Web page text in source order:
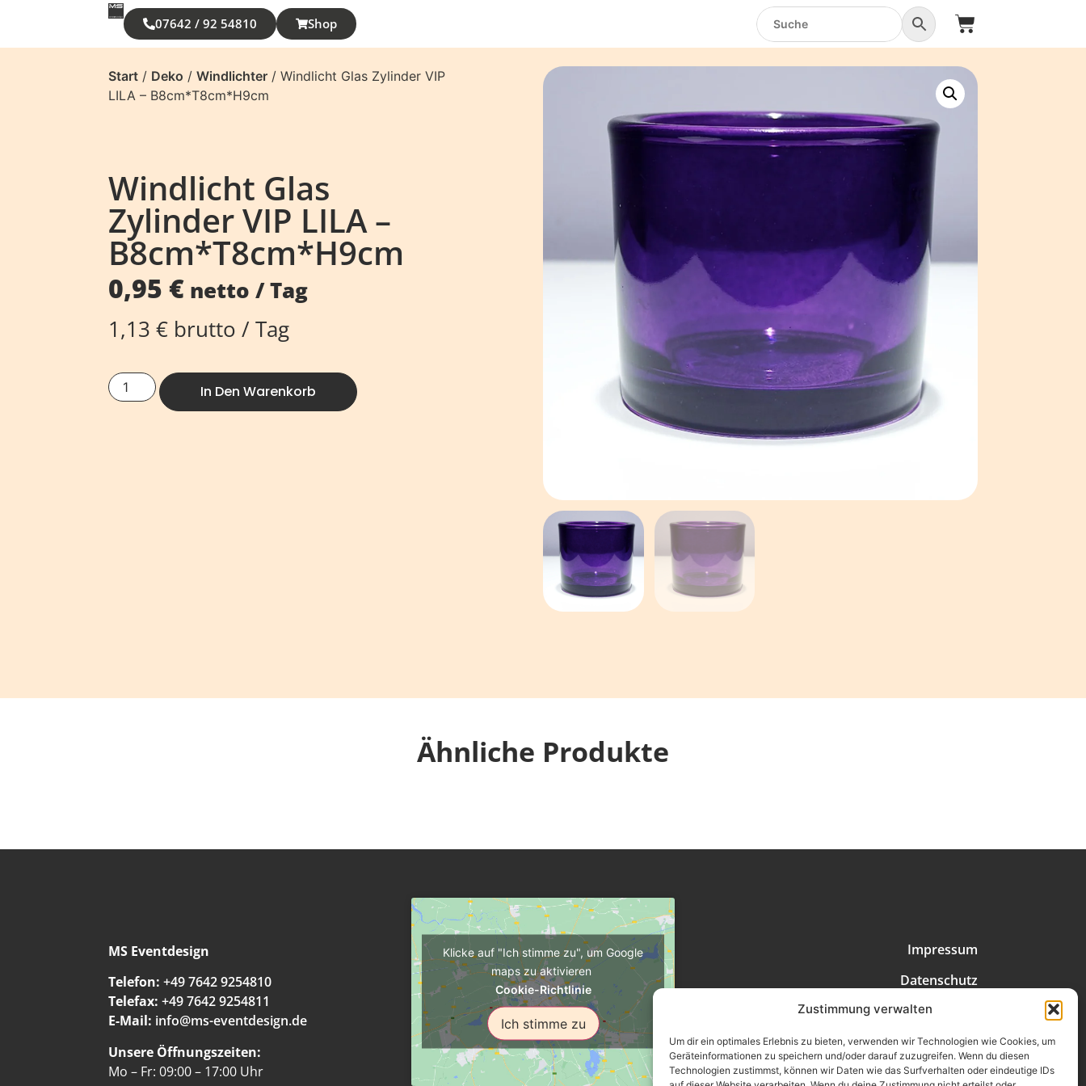
Zustimmung verwalten
Um dir ein optimales Erlebnis zu bieten, verwenden wir Technologien wie Cookies, um
Geräteinformationen zu speichern und/oder darauf zuzugreifen. Wenn du diesen
Technologien zustimmst, können wir Daten wie das Surfverhalten oder eindeutige IDs
07642 / 92 54810 Shop
Start / Deko /Windlichter / Windlicht Glas Zylinder VIP
LILA – B8cm*T8cm*H9cm
Windlicht Glas
Zylinder VIP LILA –
B8cm*T8cm*H9cm
0,95€ netto / Tag
1,13€ brutto / Tag
In Den Warenkorb
Ähnliche Produkte
MS Eventdesign
Telefon: +49 7642 9254810
Telefax: +49 7642 9254811
E-Mail: info@ms-eventdesign.de
Unsere Öffnungszeiten:
Mo – Fr: 09:00 – 17:00 Uhr
Klicke auf "Ich stimme zu", um Google
maps zu aktivieren
Cookie-Richtlinie
Ich stimme zu
Impressum
Datenschutz
Erklärung zur Barrierefreiheit
AGB
Widerrufsrecht